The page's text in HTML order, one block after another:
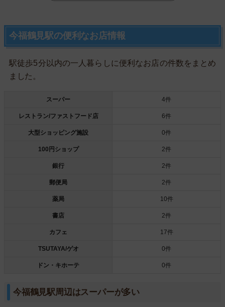
今福鶴見駅の便利なお店情報
駅徒歩5分以内の一人暮らしに便利なお店の件数をまとめ
ました。
スーパー 4件
レストラン/ファストフード店 6件
大型ショッピング施設 0件
100円ショップ 2件
銀行 2件
郵便局 2件
薬局 10件
書店 2件
カフェ 17件
TSUTAYA/ゲオ 0件
ドン・キホーテ 0件
今福鶴見駅周辺はスーパーが多い